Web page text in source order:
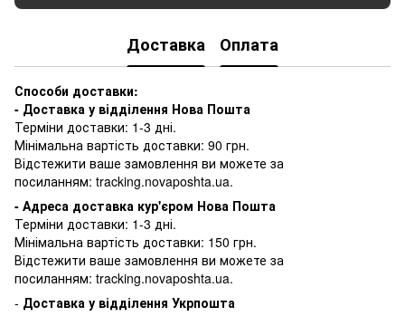
Доставка Оплата
Способи доставки:
- Доставка у відділення Нова Пошта
Терміни доставки: 1-3 дні.
Мінімальна вартість доставки: 90 грн.
Відстежити ваше замовлення ви можете за
посиланням: tracking.novaposhta.ua.
- Адреса доставка кур'єром Нова Пошта
Терміни доставки: 1-3 дні.
Мінімальна вартість доставки: 150 грн.
Відстежити ваше замовлення ви можете за
посиланням: tracking.novaposhta.ua.
- Доставка у відділення Укрпошта